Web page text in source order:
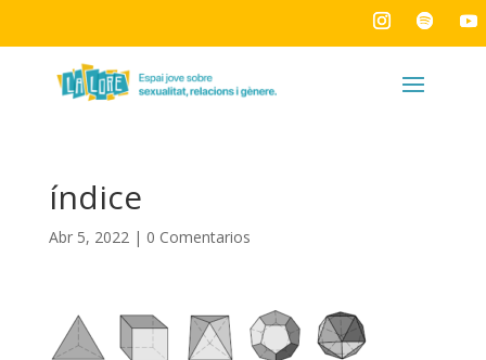
índice
Abr 5, 2022 | 0 Comentarios